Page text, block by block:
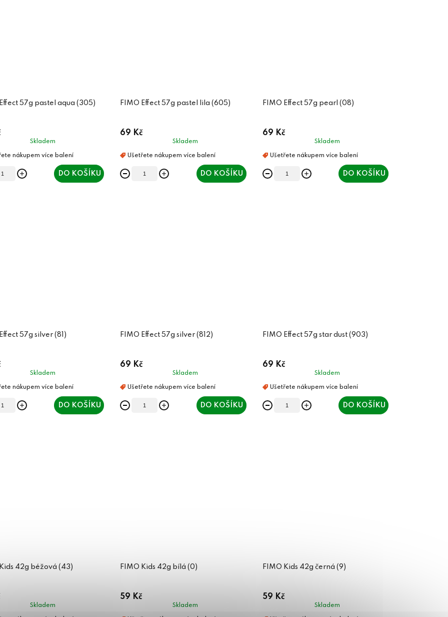
57g pastel aqua (305)
Skladem
DO KOŠÍKU
FIMO Effect 57g pastel lila (605)
69 Kč
Skladem
DO KOŠÍKU
FIMO Effect 57g pearl (08)
69 Kč
Skladem
DO KOŠÍKU
57g silver (81)
Skladem
DO KOŠÍKU
FIMO Effect 57g silver (812)
69 Kč
Skladem
DO KOŠÍKU
FIMO Effect 57g star dust (903)
69 Kč
Skladem
DO KOŠÍKU
42g béžová (43)
Skladem
FIMO Kids 42g bílá (0)
59 Kč
Skladem
FIMO Kids 42g černá (9)
59 Kč
Skladem